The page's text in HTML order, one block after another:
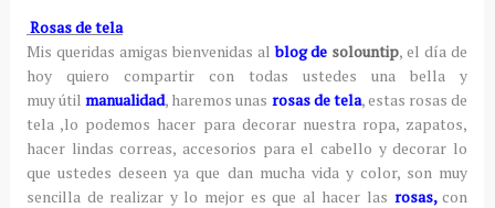
Rosas de tela
Mis queridas amigas bienvenidas alblog de solountip, el día de
hoy quiero compartir con todas ustedes una bella y
muy útilmanualidad, haremos unas rosas de tela, estas rosas de
tela ,lo podemos hacer para decorar nuestra ropa, zapatos,
hacer lindas correas, accesorios para el cabello y decorar lo
que ustedes deseen ya que dan mucha vida y color, son muy
sencilla de realizar y lo mejor es que al hacer las rosas,con